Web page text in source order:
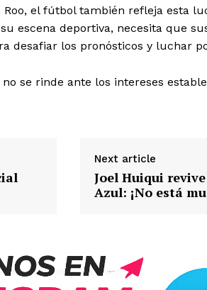
NOW
el fútbol también refleja esta
escena deportiva, necesita que
desafiar los pronósticos y luchar
se rinde ante los intereses
Next article
Joel Huiqui
Azul: ¡No está